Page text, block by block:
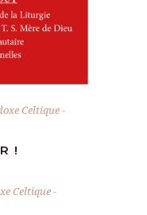
Celtique
!
Celtique